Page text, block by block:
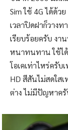
Sim ใช้ 4G ได้ด้ว
เวลาปิดฝาก็วาง
เรียบร้อยครับ งา
หนาทนทาน ใช้ไ
โอเคเท่าไหร่ครับ
HD สีสันไม่สดใส
ต่าง ไม่มีปัญหาค